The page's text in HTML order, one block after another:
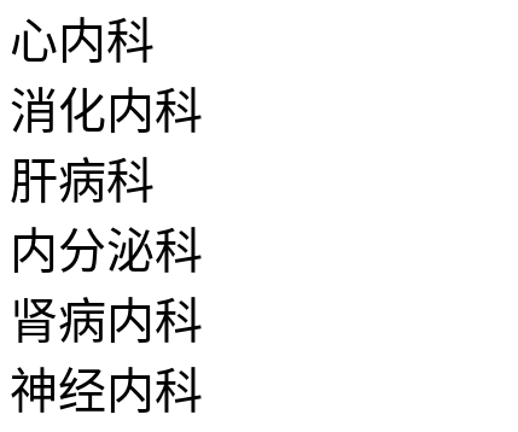
心内科
消化内科
肝病科
内分泌科
肾病内科
神经内科